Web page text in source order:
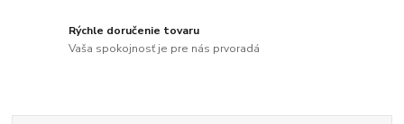
Rýchle doručenie tovaru
Vaša spokojnosť je pre nás prvoradá